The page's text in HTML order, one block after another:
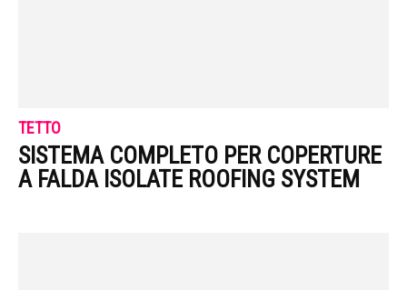
TETTO
SISTEMA COMPLETO PER COPERTURE
A FALDA ISOLATE ROOFING SYSTEM